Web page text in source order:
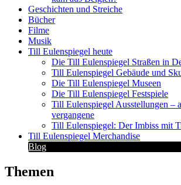
Geschichten und Streiche
Bücher
Filme
Musik
Till Eulenspiegel heute
Die Till Eulenspiegel Straßen in
Till Eulenspiegel Gebäude und
Die Till Eulenspiegel Museen
Die Till Eulenspiegel Festspiele
Till Eulenspiegel Ausstellungen –
vergangene
Till Eulenspiegel: Der Imbiss mit
Till Eulenspiegel Merchandise
Blog
Themen